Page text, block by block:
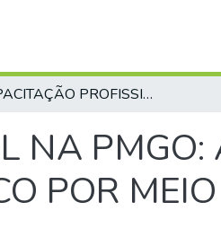
CAPACITAÇÃO PROFISSIONAL NA PMGO: A MOTIVAÇÃO AO DESEMPENHO ACADÊMICO POR MEIO DE CONDECORAÇÕES
NA
POR